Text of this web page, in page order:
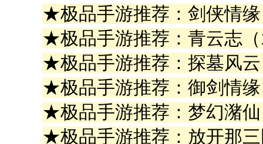
★极品手游推荐：剑侠情
★极品手游推荐：青云志
★极品手游推荐：探墓风
★极品手游推荐：御剑情
★极品手游推荐：梦幻潴
★极品手游推荐：放开那